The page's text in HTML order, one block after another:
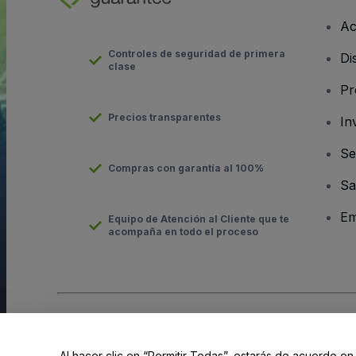
Controles de seguridad de primera
clase
Precios transparentes
Compras con garantía al 100%
Equipo de Atención al Cliente que te
acompaña en todo el proceso